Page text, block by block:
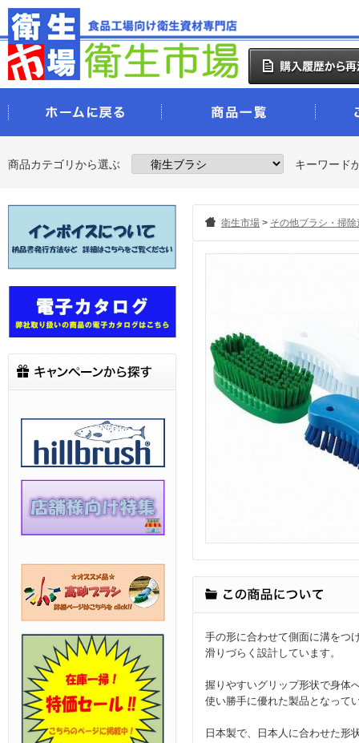
商品カテゴリから選ぶ キーワード
衛生市場 > その他ブラシ・掃除
手の形に合わせて側面に溝をつ
滑りづらく設計しています。
握りやすいグリップ形状で身体
使い勝手に優れた製品となって
日本製で、日本人に合わせた形